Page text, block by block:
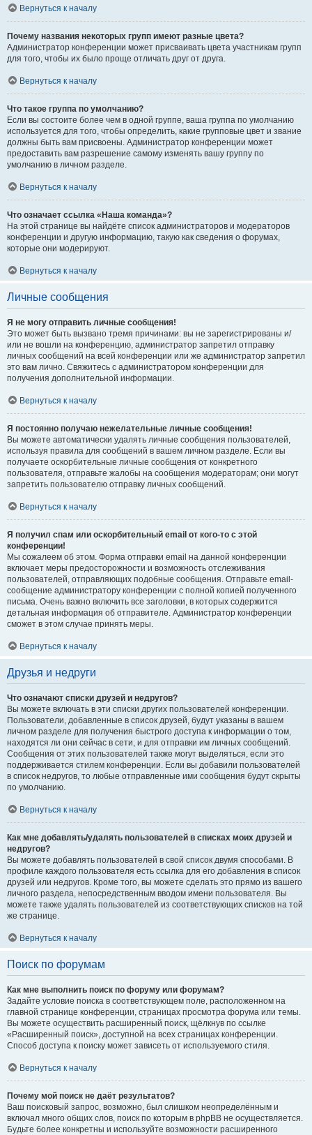
Вернуться к началу
Почему названия некоторых групп имеют разные цвета?
Администратор конференции может присваивать цвета участникам групп
для того, чтобы их было проще отличать друг от друга.
Вернуться к началу
Что такое группа по умолчанию?
Если вы состоите более чем в одной группе, ваша группа по умолчанию
используется для того, чтобы определить, какие групповые цвет и звание
должны быть вам присвоены. Администратор конференции может
предоставить вам разрешение самому изменять вашу группу по
умолчанию в личном разделе.
Вернуться к началу
Что означает ссылка «Наша команда»?
На этой странице вы найдёте список администраторов и модераторов
конференции и другую информацию, такую как сведения о форумах,
которые они модерируют.
Вернуться к началу
Личные сообщения
Я не могу отправить личные сообщения!
Это может быть вызвано тремя причинами: вы не зарегистрированы и/
или не вошли на конференцию, администратор запретил отправку
личных сообщений на всей конференции или же администратор запретил
это вам лично. Свяжитесь с администратором конференции для
получения дополнительной информации.
Вернуться к началу
Я постоянно получаю нежелательные личные сообщения!
Вы можете автоматически удалять личные сообщения пользователей,
используя правила для сообщений в вашем личном разделе. Если вы
получаете оскорбительные личные сообщения от конкретного
пользователя, отправьте жалобы на сообщения модераторам; они могут
запретить пользователю отправку личных сообщений.
Вернуться к началу
Я получил спам или оскорбительный email от кого-то с этой
конференции!
Мы сожалеем об этом. Форма отправки email на данной конференции
включает меры предосторожности и возможность отслеживания
пользователей, отправляющих подобные сообщения. Отправьте email-
сообщение администратору конференции с полной копией полученного
письма. Очень важно включить все заголовки, в которых содержится
детальная информация об отправителе. Администратор конференции
сможет в этом случае принять меры.
Вернуться к началу
Друзья и недруги
Что означают списки друзей и недругов?
Вы можете включать в эти списки других пользователей конференции.
Пользователи, добавленные в список друзей, будут указаны в вашем
личном разделе для получения быстрого доступа к информации о том,
находятся ли они сейчас в сети, и для отправки им личных сообщений.
Сообщения от этих пользователей также могут выделяться, если это
поддерживается стилем конференции. Если вы добавили пользователей
в список недругов, то любые отправленные ими сообщения будут скрыты
по умолчанию.
Вернуться к началу
Как мне добавлять/удалять пользователей в списках моих друзей и
недругов?
Вы можете добавлять пользователей в свой список двумя способами. В
профиле каждого пользователя есть ссылка для его добавления в список
друзей или недругов. Кроме того, вы можете сделать это прямо из вашего
личного раздела, непосредственным вводом имени пользователя. Вы
можете также удалять пользователей из соответствующих списков на той
же странице.
Вернуться к началу
Поиск по форумам
Как мне выполнить поиск по форуму или форумам?
Задайте условие поиска в соответствующем поле, расположенном на
главной странице конференции, страницах просмотра форума или темы.
Вы можете осуществить расширенный поиск, щёлкнув по ссылке
«Расширенный поиск», доступной на всех страницах конференции.
Способ доступа к поиску может зависеть от используемого стиля.
Вернуться к началу
Почему мой поиск не даёт результатов?
Ваш поисковый запрос, возможно, был слишком неопределённым и
включал много общих слов, поиск по которым в phpBB не осуществляется.
Будьте более конкретны и используйте возможности расширенного